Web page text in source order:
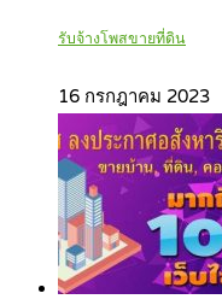
รับจ้างโพสขายที่ดิน
16 กรกฎาคม 2023